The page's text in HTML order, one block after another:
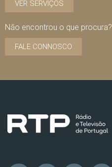
VER SERVIÇOS
Não encontrou o que procura?
FALE CONNOSCO